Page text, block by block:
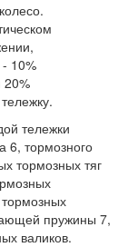
10%
20%
тележки
6, тормозного
тормозных тяг
пружины 7,
валиков.